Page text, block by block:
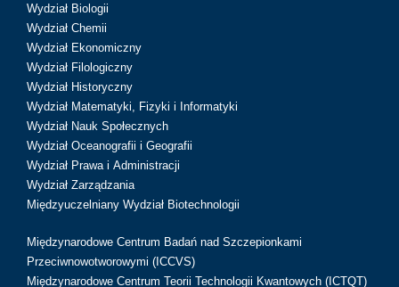
Wydział Biologii
Wydział Chemii
Wydział Ekonomiczny
Wydział Filologiczny
Wydział Historyczny
Wydział Matematyki, Fizyki i Informatyki
Wydział Nauk Społecznych
Wydział Oceanografii i Geografii
Wydział Prawa i Administracji
Wydział Zarządzania
Międzyuczelniany Wydział Biotechnologii
Międzynarodowe Centrum Badań nad Szczepionkami
Przeciwnowotworowymi (ICCVS)
Międzynarodowe Centrum Teorii Technologii Kwantowych (ICTQT)